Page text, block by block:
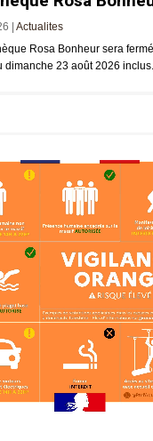
| Actualites
Rosa Bonheur sera
dimanche 23 août 2026